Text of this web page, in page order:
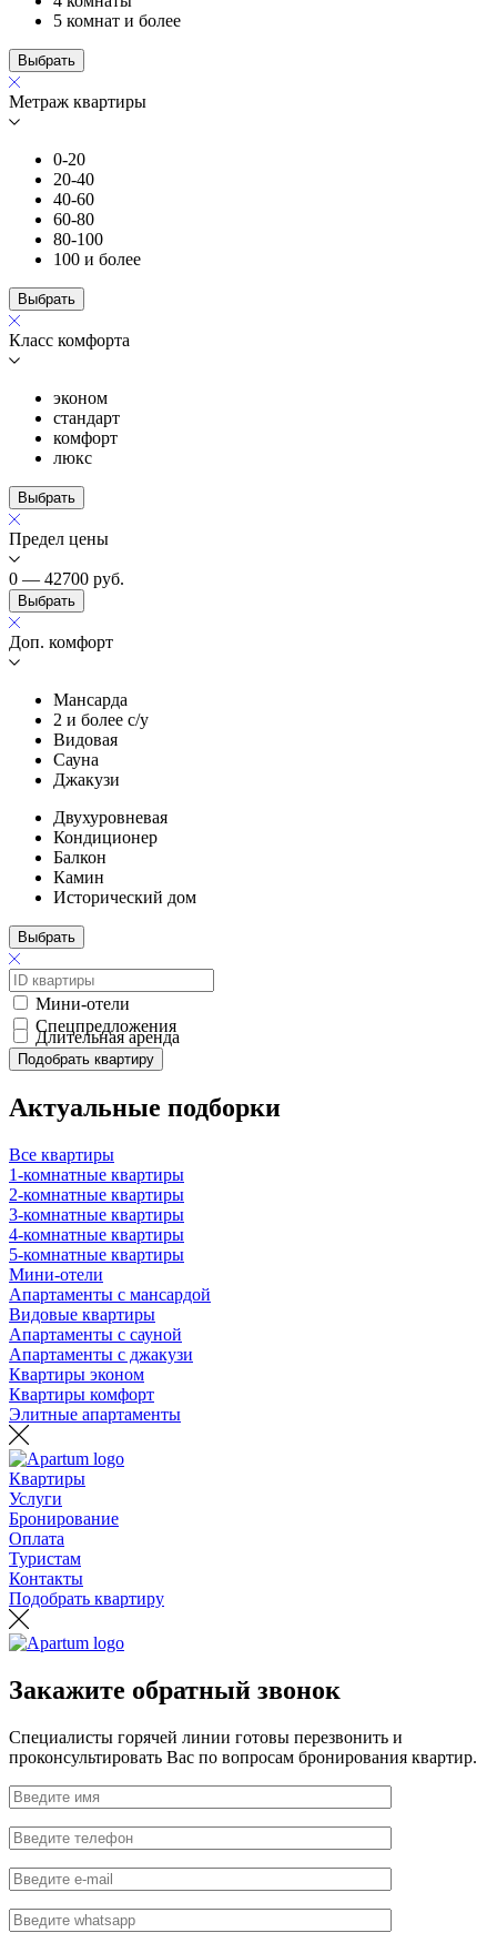
5 комнат и более
Выбрать
Метраж квартиры
0-20
20-40
40-60
60-80
80-100
100 и более
Выбрать
Класс комфорта
эконом
стандарт
комфорт
люкс
Выбрать
Предел цены
0 — 42700 руб.
Выбрать
Доп. комфорт
Мансарда
2 и более с/у
Видовая
Сауна
Джакузи
Двухуровневая
Кондиционер
Балкон
Камин
Исторический дом
Выбрать
Мини-отели
Спецпредложения
Длительная аренда
Подобрать квартиру
Актуальные подборки
Все квартиры
1-комнатные квартиры
2-комнатные квартиры
3-комнатные квартиры
4-комнатные квартиры
5-комнатные квартиры
Мини-отели
Апартаменты с мансардой
Видовые квартиры
Апартаменты с сауной
Апартаменты с джакузи
Квартиры эконом
Квартиры комфорт
Элитные апартаменты
Квартиры
Услуги
Бронирование
Оплата
Туристам
Контакты
Подобрать квартиру
Закажите обратный звонок
Специалисты горячей линии готовы перезвонить и
проконсультировать Вас по вопросам бронирования квартир.